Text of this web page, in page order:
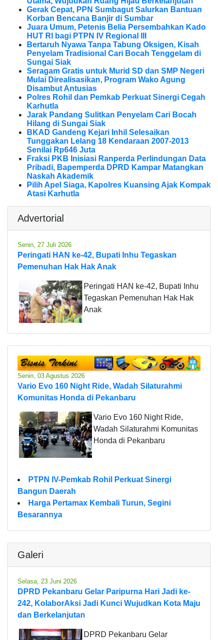
Gerak Cepat, PPN Sumbagut Salurkan Bantuan
Korban Bencana Banjir di Sumbar
Juara Umum, Petenis Belia Persembahkan Kado
HUT RI bagi PTPN IV Regional III
Bertaruh Nyawa Tanpa Tabung Oksigen, Kisah
Penyelam Tradisional Cari Bocah Tenggelam di
Sungai Siak
Seragam Gratis untuk Murid SD dan SMP Negeri
Mulai Direalisasikan, Program Wako Agung
Disambut Antusias
Polres Rohil dan Pemkab Perkuat Sinergi Cegah
Karhutla
Jarak Pandang Sulitkan Penyelam Cari Bocah
Hilang di Sungai Siak
BKAD Gandeng Kejari Inhil Selesaikan
Tunggakan Lelang 18 Kendaraan 2007-2013
Senilai Rp646 Juta
Fraksi PKB Inisiasi Ranperda Perlindungan Data
Pribadi, Bapemperda DPRD Kampar Matangkan
Naskah Akademik
Pilih Apel Siaga, Kapolres Kuansing Ajak Kompak
Atasi Karhutla
Advertorial
Senin, 27 Juli 2026
Peringati HAN ke-42, Bupati Inhu Tegaskan
Pemenuhan Hak Hak Anak
Peringati HAN ke-42, Bupati Inhu
Tegaskan Pemenuhan Hak Hak
Anak
Senin, 03 Agustus 2026
Vario Evo 160 Night Ride, Wadah Silaturahmi
Komunitas Honda di Pekanbaru
Vario Evo 160 Night Ride,
Wadah Silaturahmi Komunitas
Honda di Pekanbaru
PTPN IV-Pemkab Rohil Perkuat Sinergi
Bangun Daerah
Harga Pertamax Kembali Turun, Segini
Besarannya
Galeri
Selasa, 23 Juni 2026
DPRD Pekanbaru Gelar Paripurna Hari Jadi ke-
242, KolaborAksi Jadi Kunci Wujudkan Kota Maju
dan Berkelanjutan
DPRD Pekanbaru Gelar